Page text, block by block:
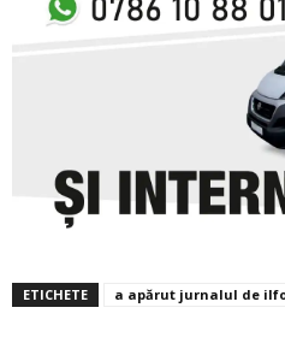
ETICHETE a apărut jurnalul de